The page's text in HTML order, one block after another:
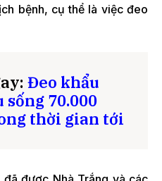
bệnh, cụ thể là việc đeo
Đeo khẩu
sống 70.000
thời gian tới